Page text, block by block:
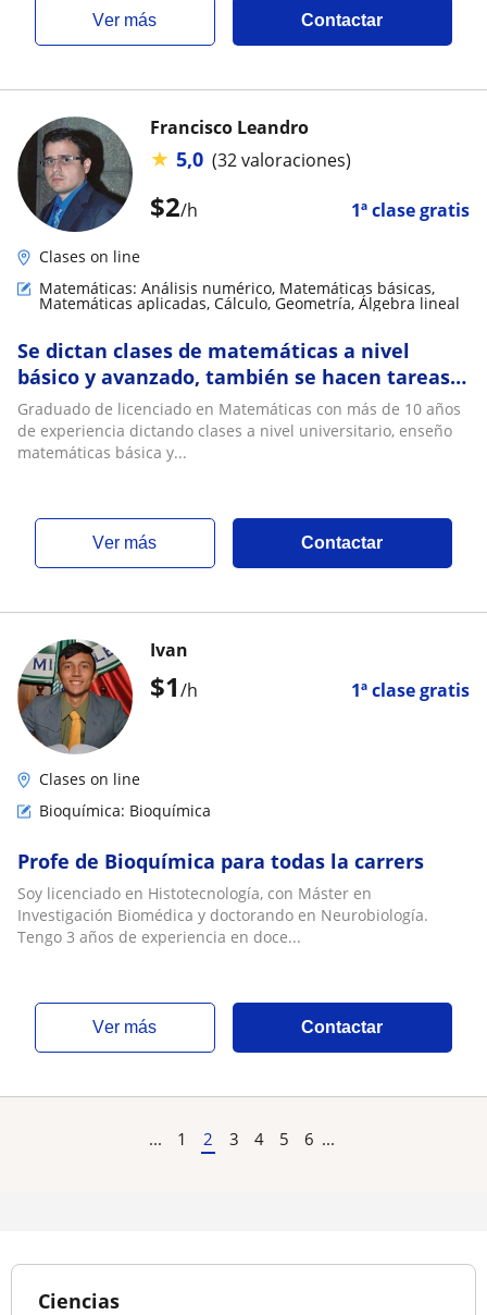
ver más Contactar
$2/h 1ª clase gratis
Francisco Leandro
★ 5,0 (32 valoraciones)
Clases on line
Matemáticas: Análisis numérico, Matemáticas básicas,
Matemáticas aplicadas, Cálculo, Geometría, Álgebra lineal
Se dictan clases de matemáticas a nivel
básico y avanzado, también se hacen tareas y
trabajos, uso de software MATLAB y Octave
Graduado de licenciado en Matemáticas con más de 10 años
de experiencia dictando clases a nivel universitario, enseño
matemáticas básica y...
ver más Contactar
$1/h 1ª clase gratis
Ivan
Clases on line
Bioquímica: Bioquímica
Profe de Bioquímica para todas la carrers
Soy licenciado en Histotecnología, con Máster en
Investigación Biomédica y doctorando en Neurobiología.
Tengo 3 años de experiencia en doce...
ver más Contactar
... 1 2 3 4 5 6 ...
Ciencias